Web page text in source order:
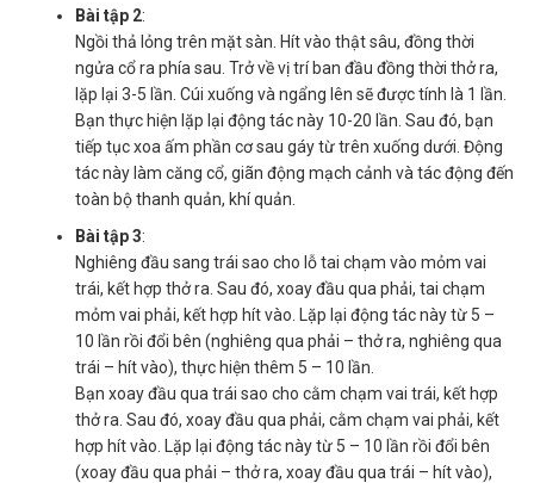
Bài tập 2:
Ngồi thả lỏng trên mặt sàn. Hít vào thật sâu, đồng thời
ngửa cổ ra phía sau. Trở về vị trí ban đầu đồng thời thở ra,
lặp lại 3-5 lần. Cúi xuống và ngẩng lên sẽ được tính là 1 lần.
Bạn thực hiện lặp lại động tác này 10-20 lần. Sau đó, bạn
tiếp tục xoa ấm phần cơ sau gáy từ trên xuống dưới. Động
tác này làm căng cổ, giãn động mạch cảnh và tác động đến
toàn bộ thanh quản, khí quản.
Bài tập 3:
Nghiêng đầu sang trái sao cho lỗ tai chạm vào mỏm vai
trái, kết hợp thở ra. Sau đó, xoay đầu qua phải, tai chạm
mỏm vai phải, kết hợp hít vào. Lặp lại động tác này từ 5 –
10 lần rồi đổi bên (nghiêng qua phải – thở ra, nghiêng qua
trái – hít vào), thực hiện thêm 5 – 10 lần.
Bạn xoay đầu qua trái sao cho cằm chạm vai trái, kết hợp
thở ra. Sau đó, xoay đầu qua phải, cằm chạm vai phải, kết
hợp hít vào. Lặp lại động tác này từ 5 – 10 lần rồi đổi bên
(xoay đầu qua phải – thở ra, xoay đầu qua trái – hít vào),